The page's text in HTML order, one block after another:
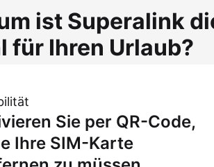
ist Superalink
für Ihren Urlaub?
Sie per QR-Code,
Ihre SIM-Karte